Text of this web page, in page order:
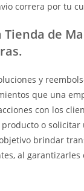
correra por tu
de
y
que una
con los
o solicitar
brindar
al